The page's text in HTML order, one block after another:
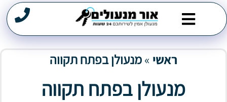
ראשי »מנעולן בפתח תקווה
מנעולן בפתח תקווה